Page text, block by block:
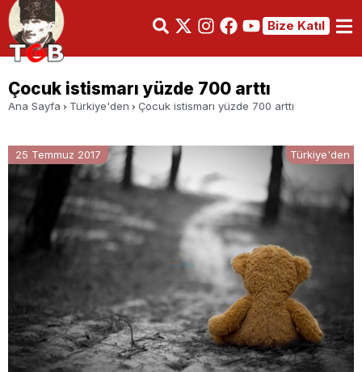
Bize Katıl
Çocuk istismarı yüzde 700 arttı
Ana Sayfa Türkiye'den Çocuk istismarı yüzde 700 arttı
25 Temmuz 2017 Türkiye'den